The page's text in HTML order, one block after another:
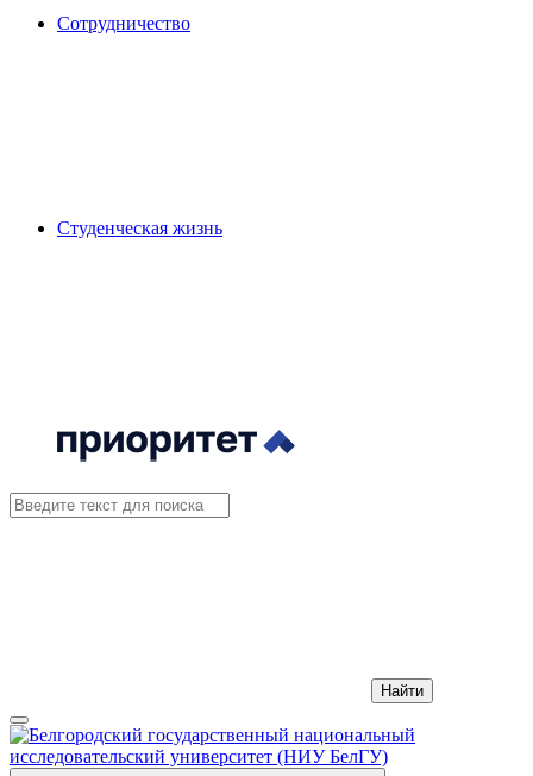
Сотрудничество
Студенческая жизнь
Найти